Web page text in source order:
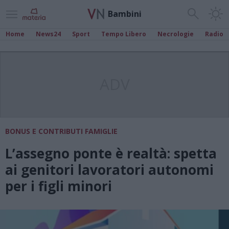
Bambini
Home News24 Sport Tempo Libero Necrologie Radio
BONUS E CONTRIBUTI FAMIGLIE
L’assegno ponte è realtà: spetta
ai genitori lavoratori autonomi
per i figli minori